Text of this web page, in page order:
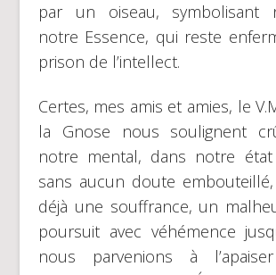
par un oiseau, symbolisant
notre Essence, qui reste
prison de l’intellect.
Certes, mes amis et amies, le
la Gnose nous soulignent
notre mental, dans notre
sans aucun doute
déjà une souffrance, un
poursuit avec véhémence
nous parvenions à